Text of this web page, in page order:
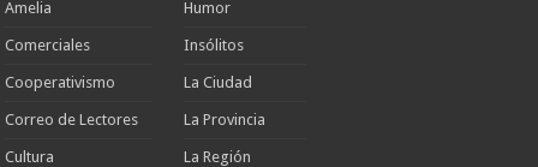
Amelia
Comerciales
Cooperativismo
Correo de Lectores
Cultura
Humor
Insólitos
La Ciudad
La Provincia
La Región